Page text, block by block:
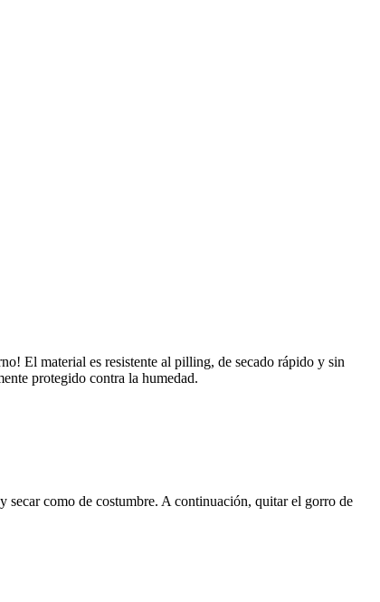
El material es resistente al pilling, de secado rápido y sin
protegido contra la humedad.
como de costumbre. A continuación, quitar el gorro de